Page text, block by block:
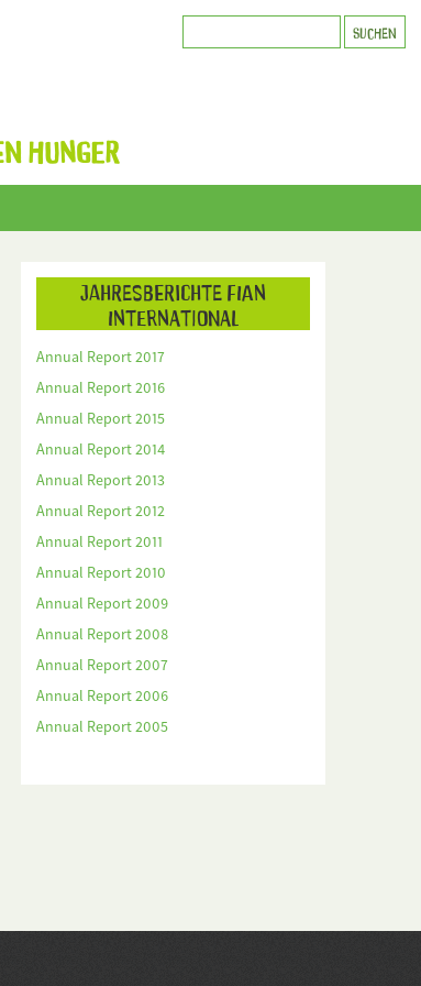
HUNGER
Jahresberichte FIAN
International
Annual Report 2017
Annual Report 2016
Annual Report 2015
Annual Report 2014
Annual Report 2013
Annual Report 2012
Annual Report 2011
Annual Report 2010
Annual Report 2009
Annual Report 2008
Annual Report 2007
Annual Report 2006
Annual Report 2005